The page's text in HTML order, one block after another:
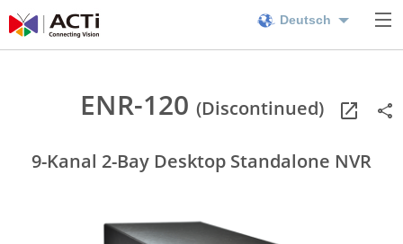
Deutsch
ENR-120 (Discontinued)
9-Kanal 2-Bay Desktop Standalone NVR